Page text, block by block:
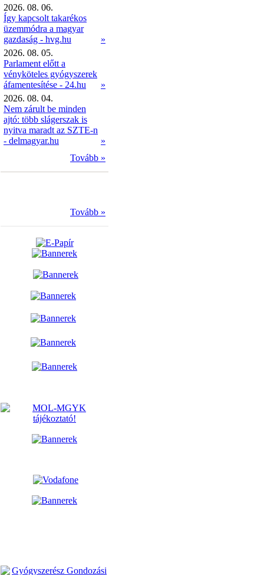
2026. 08. 06.
Így kapcsolt takarékos
üzemmódra a magyar
gazdaság - hvg.hu
»
2026. 08. 05.
Parlament előtt a
vényköteles gyógyszerek
áfamentesítése - 24.hu
»
2026. 08. 04.
Nem zárult be minden
ajtó: több slágerszak is
nyitva maradt az SZTE-n
- delmagyar.hu
»
Tovább »
Tovább »